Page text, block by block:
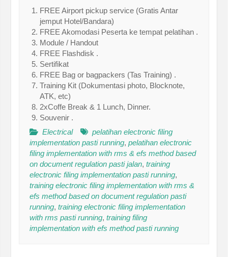
FREE Airport pickup service (Gratis Antar
jemput Hotel/Bandara)
FREE Akomodasi Peserta ke tempat pelatihan .
Module / Handout
FREE Flashdisk .
Sertifikat
FREE Bag or bagpackers (Tas Training) .
Training Kit (Dokumentasi photo, Blocknote,
ATK, etc)
2xCoffe Break & 1 Lunch, Dinner.
Souvenir .
Electrical
pelatihan electronic filing
implementation pasti running,pelatihan electronic
filing implementation with rms & efs method based
on document regulation pasti jalan,training
electronic filing implementation pasti running,
training electronic filing implementation with rms &
efs method based on document regulation pasti
running,training electronic filing implementation
with rms pasti running,training filing
implementation with efs method pasti running